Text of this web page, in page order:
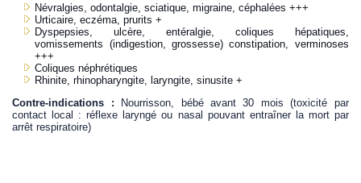
Névralgies, odontalgie, sciatique, migraine, céphalées +++
Urticaire, eczéma, prurits +
Dyspepsies, ulcère, entéralgie, coliques hépatiques,
vomissements (indigestion, grossesse) constipation, verminoses
+++
Coliques néphrétiques
Rhinite, rhinopharyngite, laryngite, sinusite +
Contre-indications : Nourrisson, bébé avant 30 mois (toxicité par
contact local : réflexe laryngé ou nasal pouvant entraîner la mort par
arrêt respiratoire)